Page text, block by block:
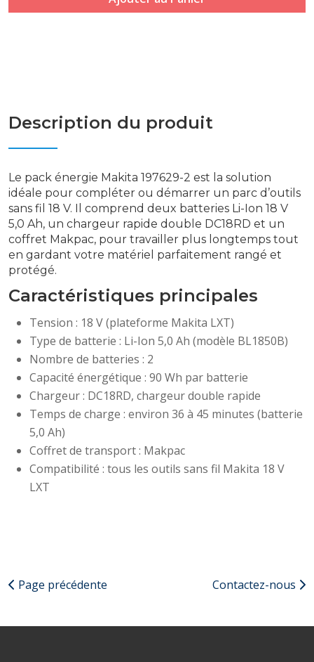
Description du produit
Le pack énergie Makita 197629-2 est la solution
idéale pour compléter ou démarrer un parc d’outils
sans fil 18 V. Il comprend deux batteries Li-Ion 18 V
5,0 Ah, un chargeur rapide double DC18RD et un
coffret Makpac, pour travailler plus longtemps tout
en gardant votre matériel parfaitement rangé et
protégé.
Caractéristiques principales
Tension : 18 V (plateforme Makita LXT)
Type de batterie : Li-Ion 5,0 Ah (modèle BL1850B)
Nombre de batteries : 2
Capacité énergétique : 90 Wh par batterie
Chargeur : DC18RD, chargeur double rapide
Temps de charge : environ 36 à 45 minutes (batterie
5,0 Ah)
Coffret de transport : Makpac
Compatibilité : tous les outils sans fil Makita 18 V
LXT
Page précédente Contactez-nous